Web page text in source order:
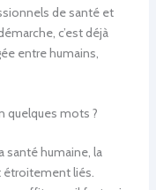
de santé et
c’est déjà
entre humains,
quelques mots ?
santé humaine, la
étroitement liés.